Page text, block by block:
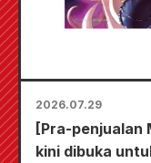
2026.07.29
[Pra-penjualan
kini dibuka